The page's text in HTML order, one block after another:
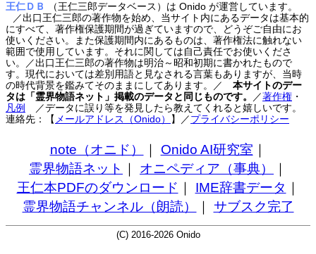
王仁ＤＢ
（王仁三郎データベース）は Onido が運営しています。
／出口王仁三郎の著作物を始め、当サイト内にあるデータは基本的
にすべて、著作権保護期間が過ぎていますので、どうぞご自由にお
使いください。また保護期間内にあるものは、著作権法に触れない
範囲で使用しています。それに関しては自己責任でお使いくださ
い。／出口王仁三郎の著作物は明治～昭和初期に書かれたもので
す。現代においては差別用語と見なされる言葉もありますが、当時
の時代背景を鑑みてそのままにしてあります。／ 本サイトのデー
タは「霊界物語ネット」掲載のデータと同じものです。
／著作権 ・
凡例
／データに誤り等を発見したら教えてくれると嬉しいです。
連絡先：【 メールアドレス（Onido） 】 ／プライバシーポリシー
note（オニド） Onido AI研究室
霊界物語ネット
オニペディア（事典）
王仁本PDFのダウンロード
IME辞書データ
霊界物語チャンネル（朗読）
サブスク完了
(C) 2016-2026 Onido